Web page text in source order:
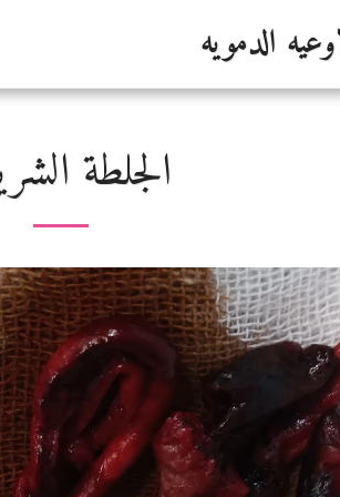
الدمويه
الجلطة